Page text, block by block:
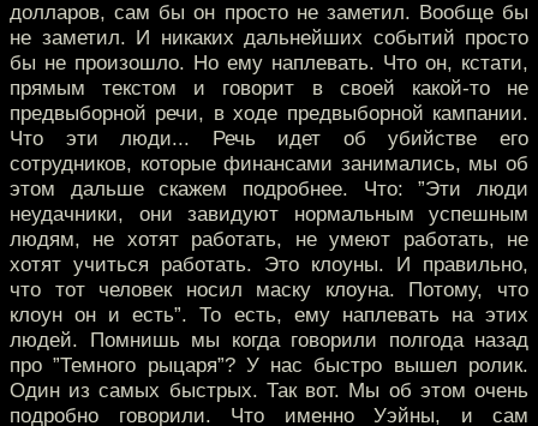
долларов, сам бы он просто не заметил. Вообще бы
не заметил. И никаких дальнейших событий просто
бы не произошло. Но ему наплевать. Что он, кстати,
прямым текстом и говорит в своей какой-то не
предвыборной речи, в ходе предвыборной кампании.
Что эти люди... Речь идет об убийстве его
сотрудников, которые финансами занимались, мы об
этом дальше скажем подробнее. Что: ”Эти люди
неудачники, они завидуют нормальным успешным
людям, не хотят работать, не умеют работать, не
хотят учиться работать. Это клоуны. И правильно,
что тот человек носил маску клоуна. Потому, что
клоун он и есть”. То есть, ему наплевать на этих
людей. Помнишь мы когда говорили полгода назад
про ”Темного рыцаря”? У нас быстро вышел ролик.
Один из самых быстрых. Так вот. Мы об этом очень
подробно говорили. Что именно Уэйны, и сам